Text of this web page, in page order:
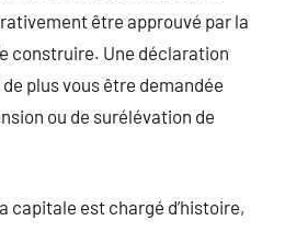
être approuvé par la
construire. Une déclaration
plus vous être demandée
ou de surélévation de
capitale est chargé d’histoire,